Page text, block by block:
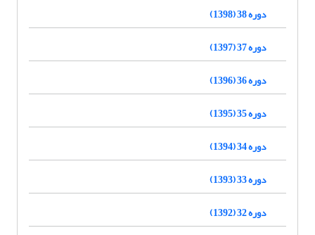
دوره 38 (1398)
دوره 37 (1397)
دوره 36 (1396)
دوره 35 (1395)
دوره 34 (1394)
دوره 33 (1393)
دوره 32 (1392)